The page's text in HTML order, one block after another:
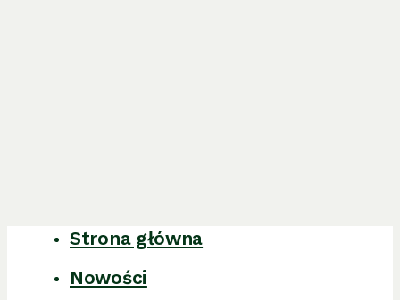
Close Strona główna
Nowości